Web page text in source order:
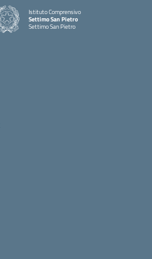
Istituto Comprensivo
Settimo San Pietro
Settimo San Pietro